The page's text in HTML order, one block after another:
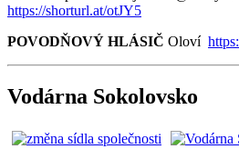
https://shorturl.at/otJY5
POVODŇOVÝ HLÁSIČ Oloví
Vodárna Sokolovsko